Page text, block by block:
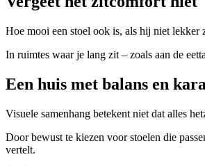
Hoe mooi een stoel ook is, als hij niet
In ruimtes waar je lang zit – zoals aan de
Een huis met balans en
Visuele samenhang betekent niet dat alles
Door bewust te kiezen voor stoelen die
vertelt.